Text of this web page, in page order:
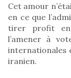
Cet amour
en ce que
tirer profit en
l’amener à
internationales
iranien.